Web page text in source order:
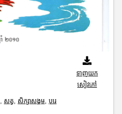
សត្វ សិក្សាសង្គម, បុរេ
ទាញយក
សៀវភៅ